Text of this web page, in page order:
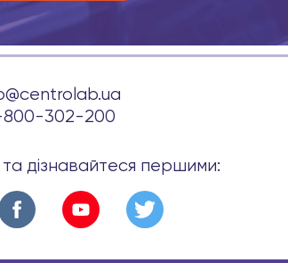
302-200
дізнавайтеся першими: